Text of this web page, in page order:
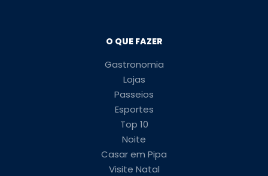
O QUE FAZER
Gastronomia
Lojas
Passeios
Esportes
Top 10
Noite
Casar em Pipa
Visite Natal